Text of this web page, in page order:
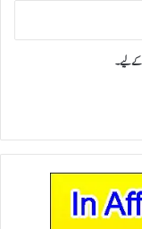
کےلیے۔